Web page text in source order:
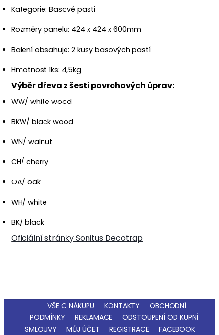
Kategorie: Basové pasti
Rozměry panelu: 424 x 424 x 600mm
Balení obsahuje: 2 kusy basových pastí
Hmotnost 1ks: 4,5kg
Výběr dřeva z šesti povrchových úprav:
WW/ white wood
BKW/ black wood
WN/ walnut
CH/ cherry
OA/ oak
WH/ white
BK/ black
Oficiální stránky Sonitus Decotrap
VŠE O NÁKUPU KONTAKTY
OBCHODNÍ
PODMÍNKY
REKLAMACE
ODSTOUPENÍ OD KUPNÍ
SMLOUVY
MŮJ ÚČET REGISTRACE FACEBOOK